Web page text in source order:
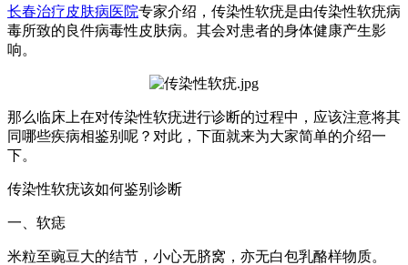
长春治疗皮肤病医院专家介绍，传染性软疣是由传染性软疣病
毒所致的良件病毒性皮肤病。其会对患者的身体健康产生影
响。
那么临床上在对传染性软疣进行诊断的过程中，应该注意将其
同哪些疾病相鉴别呢？对此，下面就来为大家简单的介绍一
下。
传染性软疣该如何鉴别诊断
一、软痣
米粒至豌豆大的结节，小心无脐窝，亦无白包乳酪样物质。